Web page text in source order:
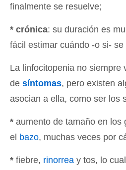
finalmente se resuelve;
* crónica: su duración es
fácil estimar cuándo -o si- se
La linfocitopenia no siempre
de síntomas, pero existen
asocian a ella, como ser los
* aumento de tamaño en los
el bazo, muchas veces por
* fiebre, rinorrea y tos, lo